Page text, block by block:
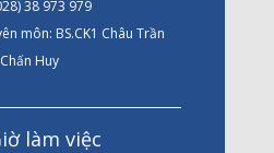
38 973 979
môn: BS.CK1 Châu Trần
Chấn Huy
làm việc